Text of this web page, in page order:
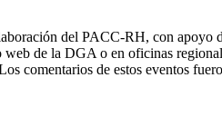
del PACC-RH, con
de la DGA o en oficinas
comentarios de estos eventos